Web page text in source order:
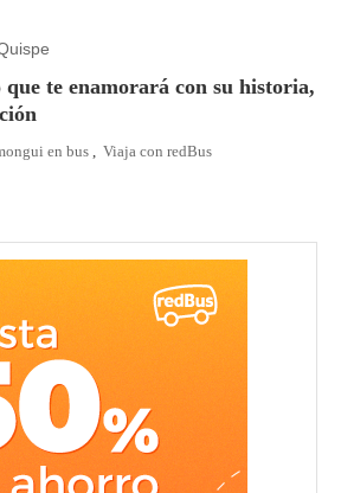
te enamorará con su historia,
en bus, Viaja con redBus